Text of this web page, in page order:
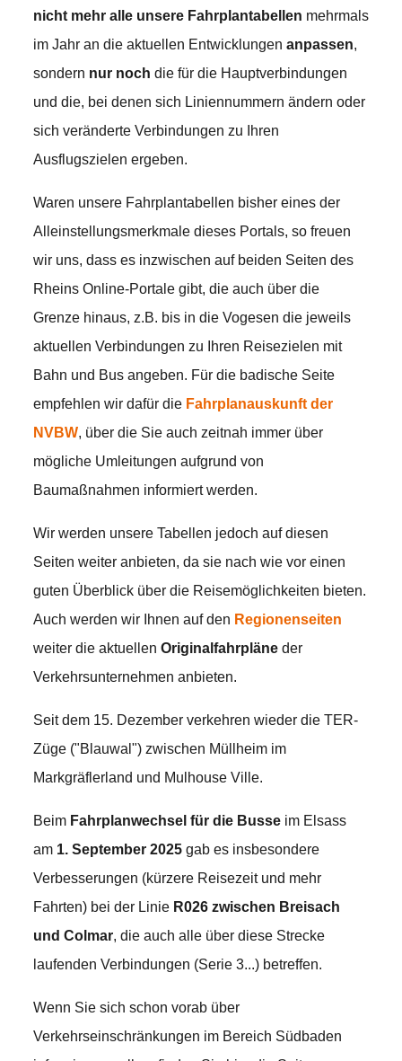
nicht mehr alle unsere Fahrplantabellen mehrmals
im Jahr an die aktuellen Entwicklungen anpassen,
sondern nur noch die für die Hauptverbindungen
und die, bei denen sich Liniennummern ändern oder
sich veränderte Verbindungen zu Ihren
Ausflugszielen ergeben.
Waren unsere Fahrplantabellen bisher eines der
Alleinstellungsmerkmale dieses Portals, so freuen
wir uns, dass es inzwischen auf beiden Seiten des
Rheins Online-Portale gibt, die auch über die
Grenze hinaus, z.B. bis in die Vogesen die jeweils
aktuellen Verbindungen zu Ihren Reisezielen mit
Bahn und Bus angeben. Für die badische Seite
empfehlen wir dafür die Fahrplanauskunft der
NVBW, über die Sie auch zeitnah immer über
mögliche Umleitungen aufgrund von
Baumaßnahmen informiert werden.
Wir werden unsere Tabellen jedoch auf diesen
Seiten weiter anbieten, da sie nach wie vor einen
guten Überblick über die Reisemöglichkeiten bieten.
Auch werden wir Ihnen auf den Regionenseiten
weiter die aktuellen Originalfahrpläne der
Verkehrsunternehmen anbieten.
Seit dem 15. Dezember verkehren wieder die TER-
Züge ("Blauwal") zwischen Müllheim im
Markgräflerland und Mulhouse Ville.
Beim Fahrplanwechsel für die Busse im Elsass
am 1. September 2025 gab es insbesondere
Verbesserungen (kürzere Reisezeit und mehr
Fahrten) bei der Linie R026 zwischen Breisach
und Colmar, die auch alle über diese Strecke
laufenden Verbindungen (Serie 3...) betreffen.
Wenn Sie sich schon vorab über
Verkehrseinschränkungen im Bereich Südbaden